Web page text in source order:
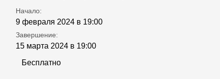
Начало:
9 февраля 2024 в 19:00
Завершение:
15 марта 2024 в 19:00
Бесплатно